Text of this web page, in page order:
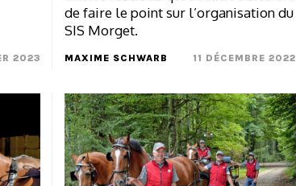
2023
de faire le point sur l’organisation du
SIS Morget.
MAXIME SCHWARB 11 DÉCEMBRE 2022